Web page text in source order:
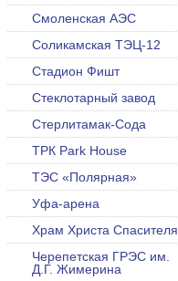
Смоленская АЭС
Соликамская ТЭЦ-12
Стадион Фишт
Стеклотарный завод
Стерлитамак-Сода
ТРК Park House
ТЭС «Полярная»
Уфа-арена
Храм Христа Спасителя
Черепетская ГРЭС им.
Д.Г. Жимерина